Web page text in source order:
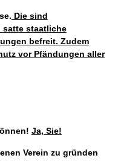
Die sind
satte staatliche
befreit. Zudem
vor Pfändungen aller
Ja, Sie!
Verein zu gründen